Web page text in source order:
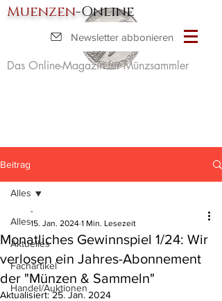
Muenzen-Online
Das Online-Magazin für Münzsammler
Newsletter abbonieren
Beitrag
Alles
Aktuelles
Fachartikel
Handel/Auktionen
Alles
Monatliches Gewinnspiel 1/24: Wir
verlosen ein Jahres-Abonnement
der "Münzen & Sammeln"
-
15. Jan. 2024 1 Min. Lesezeit
Aktualisiert:25. Jan. 2024